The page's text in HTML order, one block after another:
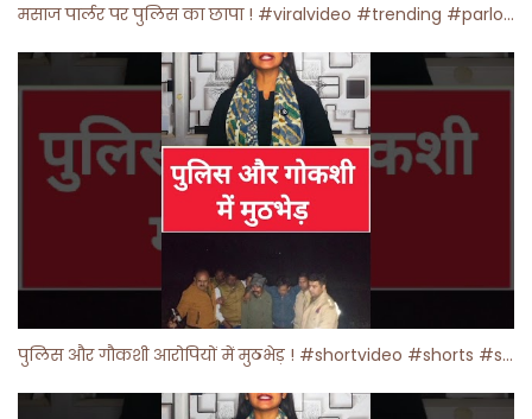
मसाज पार्लर पर पुलिस का छापा ! #viralvideo #trending #parlour
पुलिस और गौकशी आरोपियों में मुठभेड़ ! #shortvideo #shorts #shortsfeed